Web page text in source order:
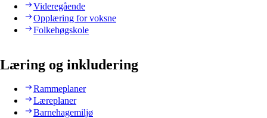
Videregående
Opplæring for voksne
Folkehøgskole
Læring og inkludering
Rammeplaner
Læreplaner
Barnehagemiljø